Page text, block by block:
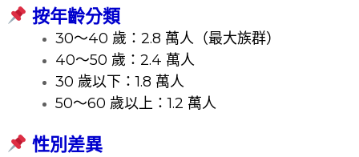
按年齡分類
30～40 歲：2.8 萬人（最大族群）
40～50 歲：2.4 萬人
30 歲以下：1.8 萬人
50～60 歲以上：1.2 萬人
性別差異